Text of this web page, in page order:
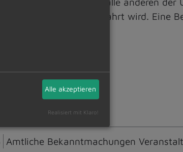
und alle anderen der
ernster Charakter gewahrt wird. Eine
Amtliche Bekanntmachungen
Alle akzeptieren
Realisiert mit Klaro!